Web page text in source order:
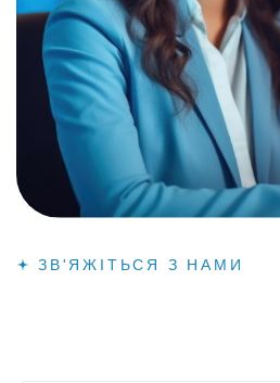
ЗВ'ЯЖІТЬСЯ З НАМИ